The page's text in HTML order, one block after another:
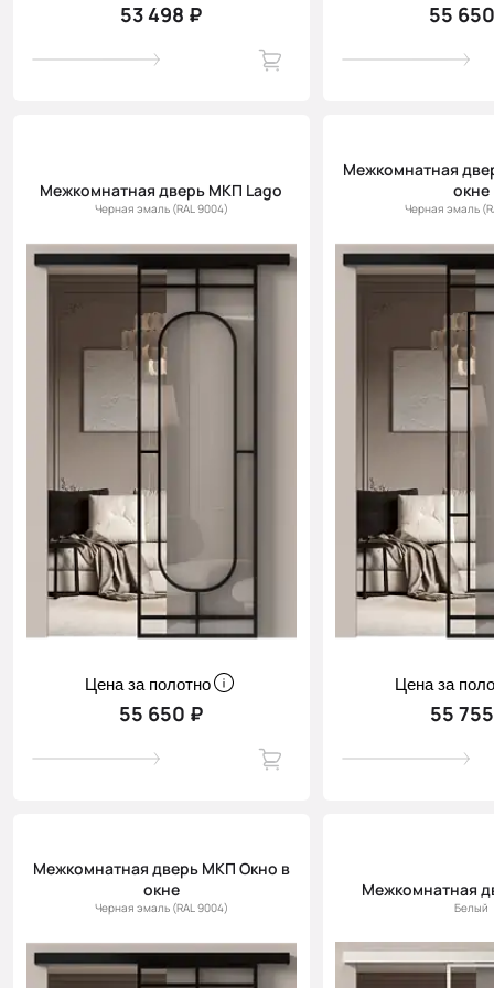
53 498 ₽ 55
Межкомнатная дверь МКП Lago
Черная эмаль (RAL 9004)
Цена за полотно
55 650 ₽
Межкомнатная
окне
Черная эмаль
Цена за
55
Межкомнатная дверь МКП Окно в
окне
Черная эмаль (RAL 9004)
Межкомнатная
Белый